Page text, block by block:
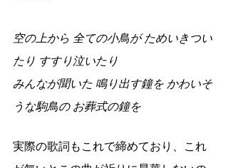
空の上から 全ての小鳥が ためいきつい
たり すすり泣いたり
みんなが聞いた 鳴り出す鐘を かわいそ
うな駒鳥の お葬式の鐘を
実際の歌詞もこれで締めており、これ